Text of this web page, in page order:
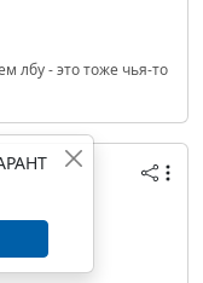
лбу - это тоже чья-то